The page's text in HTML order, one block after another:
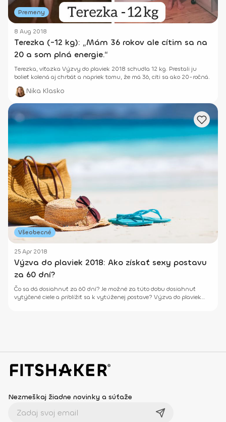
Premeny
8 Aug 2018
Terezka (-12 kg): „Mám 36 rokov ale cítim sa na
20 a som plná energie.“
Terezka, víťazka Výzvy do plaviek 2018 schudla 12 kg. Prestali ju
bolieť kolená aj chrbát a napriek tomu, že má 36, cíti sa ako 20-ročná.
Nika Klasko
Všeobecné
25 Apr 2018
Výzva do plaviek 2018: Ako získať sexy postavu
za 60 dní?
Čo sa dá dosiahnuť za 60 dní? Je možné za túto dobu dosiahnuť
vytýčené ciele a priblížiť sa k vytúženej postave? Výzva do plaviek
Nezmeškaj žiadne novinky a súťaže